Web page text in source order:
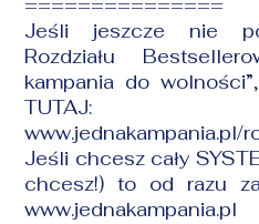
===============
Jeśli jeszcze nie
Rozdziału
kampania do
TUTAJ:
www.jednakampania.pl/
Jeśli chcesz cały
chcesz!) to od razu
www.jednakampania.pl